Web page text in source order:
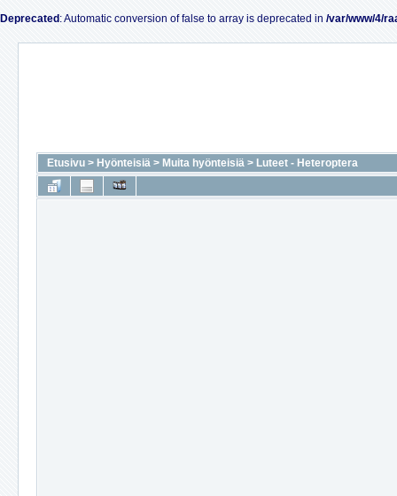
Deprecated : Automatic conversion of false to array is deprecated in /var/www/4/
Etusivu > Hyönteisiä > Muita hyönteisiä > Luteet - Heteroptera